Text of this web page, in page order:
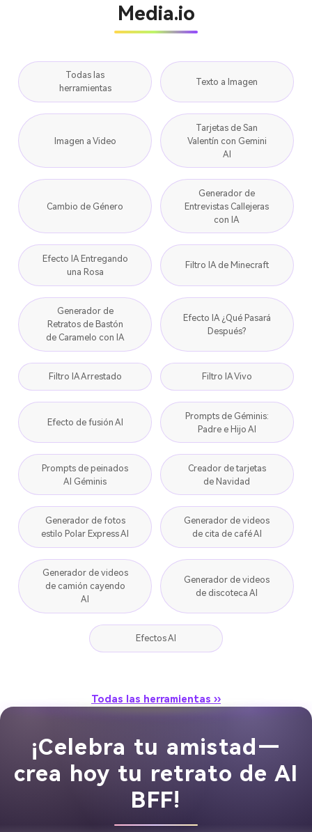
Media.io
Todas las
herramientas
Texto a Imagen
Imagen a Video
Tarjetas de San
Valentín con Gemini
AI
Cambio de Género
Generador de
Entrevistas Callejeras
con IA
Efecto IA Entregando
una Rosa
Filtro IA de Minecraft
Generador de
Retratos de Bastón
de Caramelo con IA
Efecto IA ¿Qué Pasará
Después?
Filtro IA Arrestado Filtro IA Vivo
Efecto de fusión AI
Prompts de Géminis:
Padre e Hijo AI
Prompts de peinados
AI Géminis
Creador de tarjetas
de Navidad
Generador de fotos
estilo Polar Express AI
Generador de videos
de cita de café AI
Generador de videos
de camión cayendo
AI
Generador de videos
de discoteca AI
Efectos AI
Todas las herramientas ››
¡Celebra tu amistad—
crea hoy tu retrato de AI
BFF!